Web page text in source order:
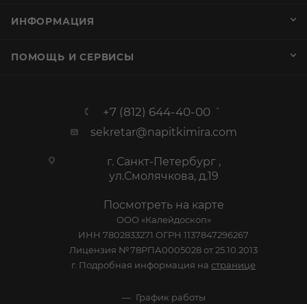
ИНФОРМАЦИЯ
ПОМОЩЬ И СЕРВИСЫ
+7 (812) 644-40-00
sekretar@napitkimira.com
г. Санкт-Петербург ,
ул.Смолячкова, д.19
Посмотреть на карте
ООО «Калейдоскоп»
ИНН 7802833271 ОГРН 1137847296267
Лицензия №78РПА0005028 от 25.10.2013
г. Подробная информация на странице
График работы